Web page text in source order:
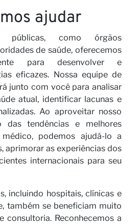
ajudar
públicas, como órgãos
de saúde, oferecemos
para desenvolver e
eficazes. Nossa equipe de
junto com você para analisar
atual, identificar lacunas e
Ao aproveitar nosso
das tendências e melhores
podemos ajudá-lo a
aprimorar as experiências dos
internacionais para seu
incluindo hospitais, clínicas e
também se beneficiam muito
consultoria. Reconhecemos a